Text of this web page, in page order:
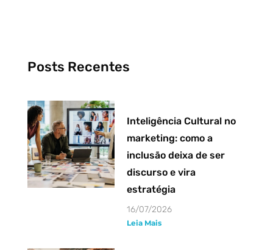
Posts Recentes
Inteligência Cultural no
marketing: como a
inclusão deixa de ser
discurso e vira
estratégia
16/07/2026
Leia Mais